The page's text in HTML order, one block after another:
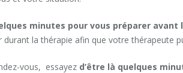
minutes pour vous préparer avant
la thérapie afin que votre thérapeute
vous, essayez d’être là quelques